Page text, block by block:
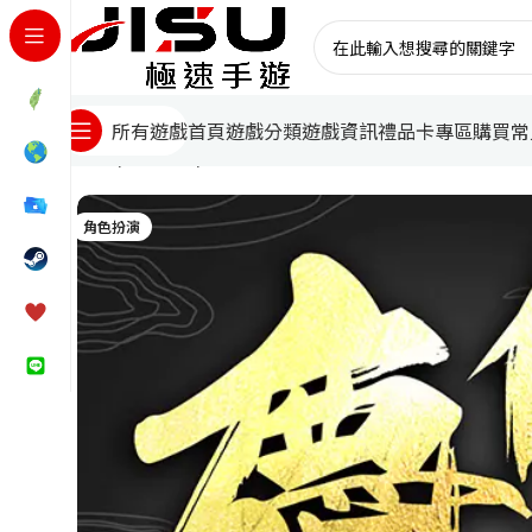
所有遊戲首頁遊戲分類遊戲資訊禮品卡專區購買
首頁
角色扮演